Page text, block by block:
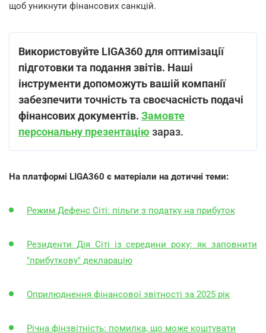
щоб уникнути фінансових санкцій.
Використовуйте LIGA360 для оптимізації
підготовки та подання звітів. Наші
інструменти допоможуть вашій компанії
забезпечити точність та своєчасність подачі
фінансових документів. Замовте
персональну презентацію зараз.
На платформі LIGA360 є матеріали на дотичні теми:
Режим Дефенс Сіті: пільги з податку на прибуток
Резиденти Дія Сіті із середини року: як заповнити
"прибуткову" декларацію
Оприлюднення фінансової звітності за 2025 рік
Річна фінзвітність: помилка, що може коштувати